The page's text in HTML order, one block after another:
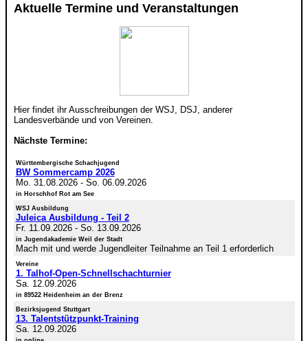
Aktuelle Termine und Veranstaltungen
Hier findet ihr Ausschreibungen der WSJ, DSJ, anderer
Landesverbände und von Vereinen.
Nächste Termine:
Württembergische Schachjugend
BW Sommercamp 2026
Mo. 31.08.2026- So. 06.09.2026
in Horschhof Rot am See
WSJ Ausbildung
Juleica Ausbildung - Teil 2
Fr. 11.09.2026- So. 13.09.2026
in Jugendakademie Weil der Stadt
Mach mit und werde Jugendleiter Teilnahme an Teil 1 erforderlich
Vereine
1. Talhof-Open-Schnellschachturnier
Sa. 12.09.2026
in 89522 Heidenheim an der Brenz
Bezirksjugend Stuttgart
13. Talentstützpunkt-Training
Sa. 12.09.2026